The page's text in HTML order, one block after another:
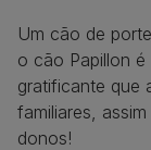
Um cão de
o cão Papillon
gratificante que
familiares,
donos!